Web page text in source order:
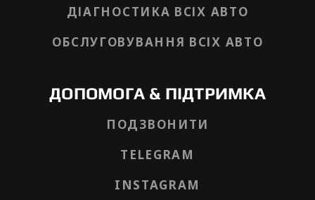
ДІАГНОСТИКА ВСІХ АВТО
ОБСЛУГОВУВАННЯ ВСІХ АВТО
ДОПОМОГА & ПІДТРИМКА
ПОДЗВОНИТИ
TELEGRAM
INSTAGRAM